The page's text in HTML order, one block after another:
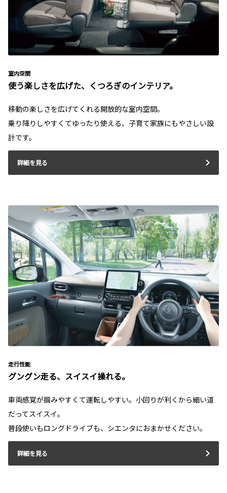
室内空間
使う楽しさを広げた、くつろぎのインテリア。
移動の楽しさを広げてくれる開放的な室内空間。
乗り降りしやすくてゆったり使える、子育て家族にもやさしい設
計です。
詳細を見る
走行性能
グングン走る、スイスイ操れる。
車両感覚が掴みやすくて運転しやすい。小回りが利くから細い道
だってスイスイ。
普段使いもロングドライブも、シエンタにおまかせください。
詳細を見る